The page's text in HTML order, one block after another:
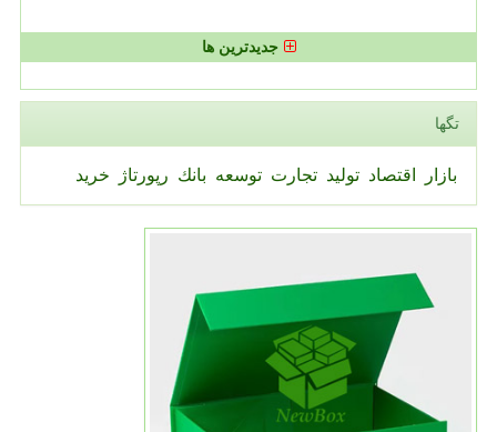
جدیدترین ها
تگها
بازار اقتصاد تولید تجارت توسعه بانك رپورتاژ خرید